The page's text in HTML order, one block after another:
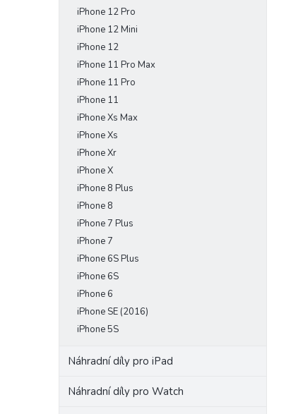
iPhone 12 Pro
iPhone 12 Mini
iPhone 12
iPhone 11 Pro Max
iPhone 11 Pro
iPhone 11
iPhone Xs Max
iPhone Xs
iPhone Xr
iPhone X
iPhone 8 Plus
iPhone 8
iPhone 7 Plus
iPhone 7
iPhone 6S Plus
iPhone 6S
iPhone 6
iPhone SE (2016)
iPhone 5S
Náhradní díly pro iPad
Náhradní díly pro Watch